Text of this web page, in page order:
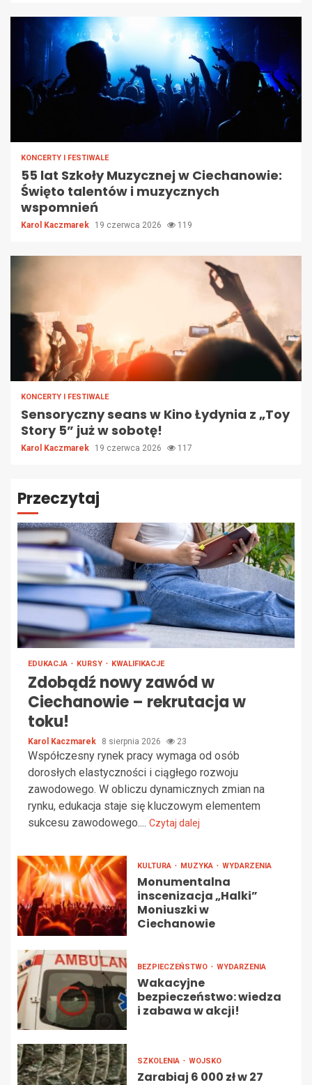
KONCERTY I FESTIWALE
55 lat Szkoły Muzycznej w Ciechanowie:
Święto talentów i muzycznych
wspomnień
Karol Kaczmarek 19 czerwca 2026 119
KONCERTY I FESTIWALE
Sensoryczny seans w Kino Łydynia z „Toy
Story 5” już w sobotę!
Karol Kaczmarek 19 czerwca 2026 117
Przeczytaj
EDUKACJA KURSY KWALIFIKACJE
Zdobądź nowy zawód w
Ciechanowie – rekrutacja w
toku!
Karol Kaczmarek 8 sierpnia 2026 23
Współczesny rynek pracy wymaga od osób
dorosłych elastyczności i ciągłego rozwoju
zawodowego. W obliczu dynamicznych zmian na
rynku, edukacja staje się kluczowym elementem
sukcesu zawodowego.... Czytaj dalej
KULTURA MUZYKA WYDARZENIA
Monumentalna
inscenizacja „Halki”
Moniuszki w
Ciechanowie
BEZPIECZEŃSTWO WYDARZENIA
Wakacyjne
bezpieczeństwo: wiedza
i zabawa w akcji!
SZKOLENIA WOJSKO
Zarabiaj 6 000 zł w 27